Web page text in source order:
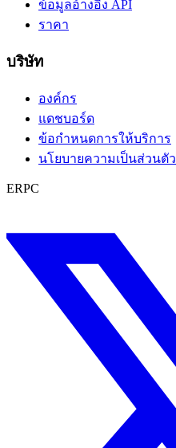
ข้อมูลอ้างอิง API
ราคา
บริษัท
องค์กร
แดชบอร์ด
ข้อกำหนดการให้บริการ
นโยบายความเป็นส่วนตัว
ERPC